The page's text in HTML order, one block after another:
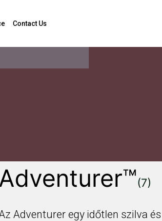
Contact Us
(7)
Adventurer egy időtlen szilva és